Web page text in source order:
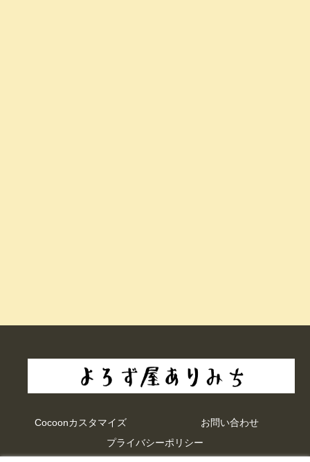
Cocoonカスタマイズ
お問い合わせ
プライバシーポリシー